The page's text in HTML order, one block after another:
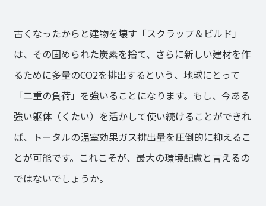
古くなったからと建物を壊す「スクラップ＆ビルド」
は、その固められた炭素を捨て、さらに新しい建材を作
るために多量のCO2を排出するという、地球にとって
「二重の負荷」を強いることになります。もし、今ある
強い躯体（くたい）を活かして使い続けることができれ
ば、トータルの温室効果ガス排出量を圧倒的に抑えるこ
とが可能です。これこそが、最大の環境配慮と言えるの
ではないでしょうか。